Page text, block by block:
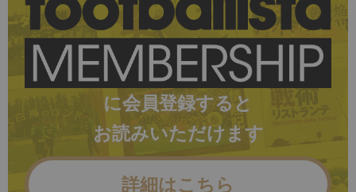
に会員登録すると
お読みいただけます
詳細はこちら